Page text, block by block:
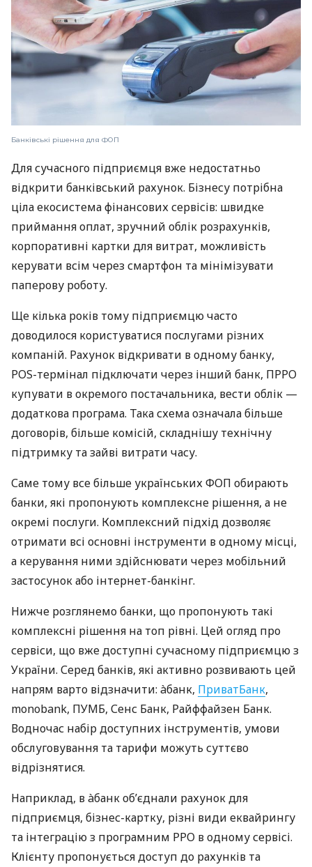
Банківські рішення для ФОП
Для сучасного підприємця вже недостатньо
відкрити банківський рахунок. Бізнесу потрібна
ціла екосистема фінансових сервісів: швидке
приймання оплат, зручний облік розрахунків,
корпоративні картки для витрат, можливість
керувати всім через смартфон та мінімізувати
паперову роботу.
Ще кілька років тому підприємцю часто
доводилося користуватися послугами різних
компаній. Рахунок відкривати в одному банку,
POS-термінал підключати через інший банк, ПРРО
купувати в окремого постачальника, вести облік —
додаткова програма. Така схема означала більше
договорів, більше комісій, складнішу технічну
підтримку та зайві витрати часу.
Саме тому все більше українських ФОП обирають
банки, які пропонують комплексне рішення, а не
окремі послуги. Комплексний підхід дозволяє
отримати всі основні інструменти в одному місці,
а керування ними здійснювати через мобільний
застосунок або інтернет-банкінг.
Нижче розглянемо банки, що пропонують такі
комплексні рішення на топ рівні. Цей огляд про
сервіси, що вже доступні сучасному підприємцю з
України. Серед банків, які активно розвивають цей
напрям варто відзначити: àбанк, ПриватБанк,
monobank, ПУМБ, Сенс Банк, Райффайзен Банк.
Водночас набір доступних інструментів, умови
обслуговування та тарифи можуть суттєво
відрізнятися.
Наприклад, в àбанк об’єднали рахунок для
підприємця, бізнес-картку, різні види еквайрингу
та інтеграцію з програмним РРО в одному сервісі.
Клієнту пропонується доступ до рахунків та